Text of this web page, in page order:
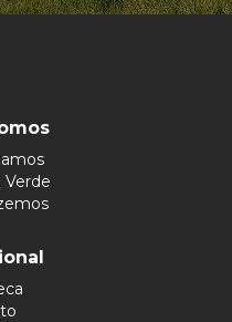
Verde